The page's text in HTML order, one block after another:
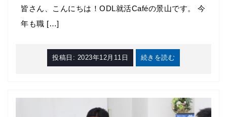
皆さん、こんにちは！ODL就活Caféの景山です。 今
年も職 […]
投稿日: 2023年12月11日 続きを読む